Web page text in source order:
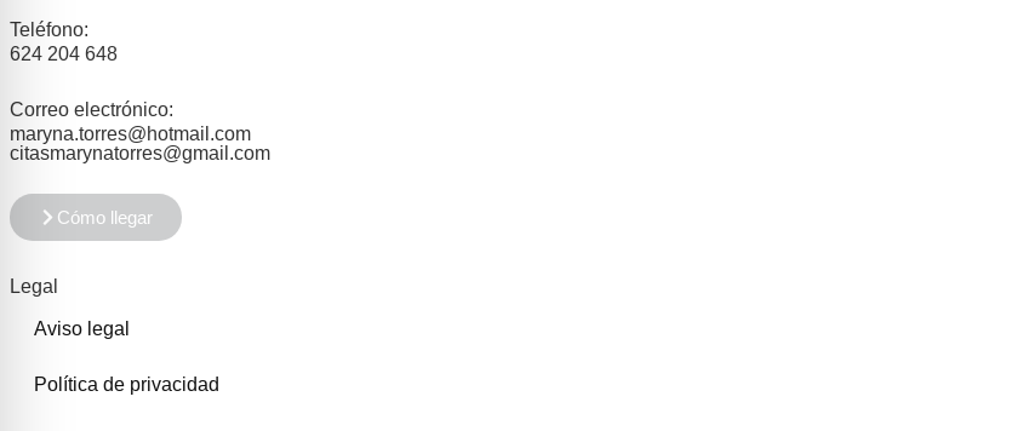
Teléfono:
624 204 648
Correo electrónico:
maryna.torres@hotmail.com
citasmarynatorres@gmail.com
Cómo llegar
Legal
Aviso legal
Política de privacidad